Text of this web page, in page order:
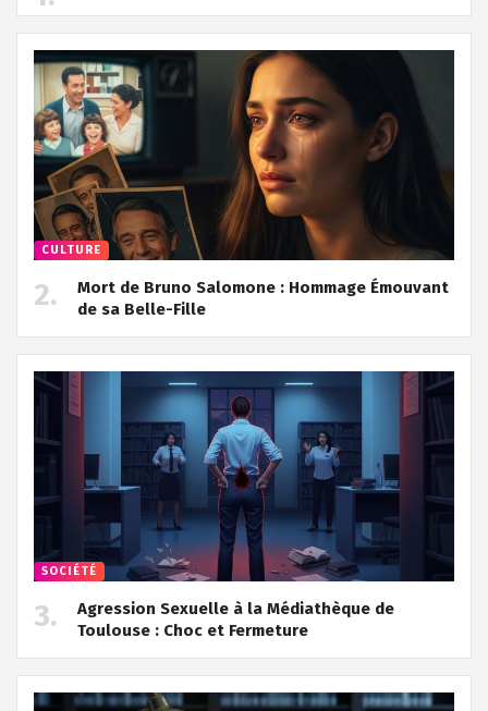
CULTURE
Mort de Bruno Salomone : Hommage Émouvant
de sa Belle-Fille
SOCIÉTÉ
Agression Sexuelle à la Médiathèque de
Toulouse : Choc et Fermeture